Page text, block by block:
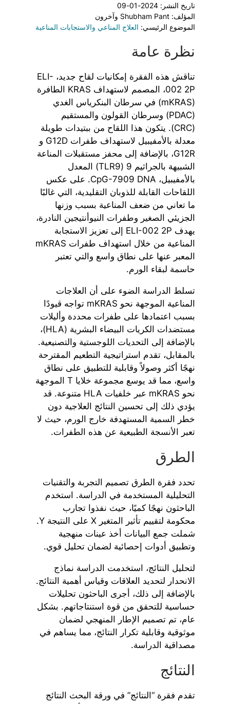
تاريخ النشر: 2024-01-09
المؤلف: Shubham Pant وآخرون
الموضوع الرئيسي: العلاج المناعي والاستجابات المناعية
نظرة عامة
تناقش هذه الفقرة إمكانيات لقاح جديد، ELI-
002 2P، المصمم لاستهداف KRAS الطافرة
(mKRAS) في سرطان البنكرياس الغدي
(PDAC) وسرطان القولون والمستقيم
(CRC). يتكون هذا اللقاح من ببتيدات طويلة
معدلة بالأمفيبيل لاستهداف طفرات G12D و
G12R، بالإضافة إلى محفز مستقبلات المناعة
الشبيهة بالجراثيم 9 (TLR9) المعدل
بالأمفيبيل، CpG-7909 DNA. على عكس
اللقاحات القابلة للذوبان التقليدية، التي غالبًا
ما تعاني من ضعف المناعية بسبب وزنها
الجزيئي الصغير وطفرات النيوأنتيجين النادرة،
يهدف ELI-002 2P إلى تعزيز الاستجابة
المناعية من خلال استهداف طفرات mKRAS
المعبر عنها على نطاق واسع والتي تعتبر
حاسمة لبقاء الورم.
تسلط الدراسة الضوء على أن العلاجات
المناعية الموجهة نحو mKRAS تواجه قيودًا
بسبب اعتمادها على طفرات محددة وأليلات
مستضدات الكريات البيضاء البشرية (HLA)،
بالإضافة إلى التحديات اللوجستية والتصنيعية.
بالمقابل، تقدم استراتيجية التطعيم المقترحة
نهجًا أكثر وصولاً وقابلية للتطبيق على نطاق
واسع، مما قد يوسع مجموعة خلايا T الموجهة
نحو mKRAS عبر خلفيات HLA متنوعة. قد
يؤدي ذلك إلى تحسين النتائج العلاجية دون
خطر السمية المستهدفة خارج الورم، حيث لا
تعبر الأنسجة الطبيعية عن هذه الطفرات.
الطرق
تحدد فقرة الطرق تصميم التجربة والتقنيات
التحليلية المستخدمة في الدراسة. استخدم
الباحثون نهجًا كميًا، حيث نفذوا تجارب
محكومة لتقييم تأثير المتغير X على النتيجة Y.
شملت جمع البيانات أخذ عينات منهجية
وتطبيق أدوات إحصائية لضمان تحليل قوي.
لتحليل النتائج، استخدمت الدراسة نماذج
الانحدار لتحديد العلاقات وقياس أهمية النتائج.
بالإضافة إلى ذلك، أجرى الباحثون تحليلات
حساسية للتحقق من قوة استنتاجاتهم. بشكل
عام، تم تصميم الإطار المنهجي لضمان
موثوقية وقابلية تكرار النتائج، مما يساهم في
مصداقية الدراسة.
النتائج
تقدم فقرة “النتائج” في ورقة البحث النتائج